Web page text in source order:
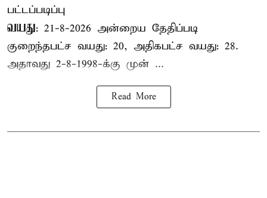
பட்டப்படிப்பு
வயது: 21-8-2026 அன்றைய தேதிப்படி
குறைந்தபட்ச வயது: 20, அதிகபட்ச வயது: 28.
அதாவது 2-8-1998-க்கு முன் ...
Read More